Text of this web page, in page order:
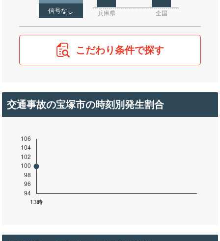
信号なし 兵庫県 全国
こだわり条件で探す
交通事故の宝塚市の時刻別発生割合